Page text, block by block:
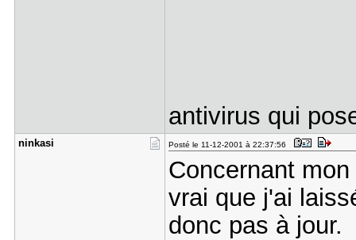
antivirus qui
ninkasi Posté le 11-12-2001 à 22:37:56
Concernant
vrai que j'ai
donc pas à jour.